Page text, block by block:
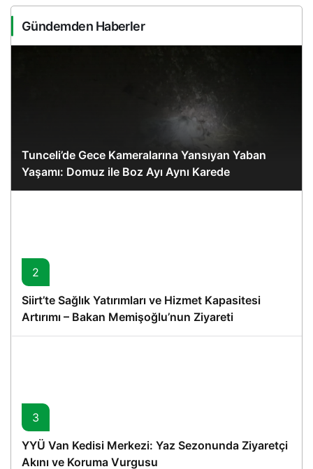
Gündemden Haberler
Tunceli’de Gece Kameralarına Yansıyan Yaban
Yaşamı: Domuz ile Boz Ayı Aynı Karede
2
Siirt’te Sağlık Yatırımları ve Hizmet Kapasitesi
Artırımı – Bakan Memişoğlu’nun Ziyareti
3
YYÜ Van Kedisi Merkezi: Yaz Sezonunda Ziyaretçi
Akını ve Koruma Vurgusu